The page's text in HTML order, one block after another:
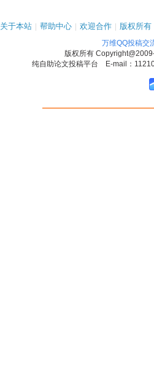
关于本站 | 帮助中心 | 欢迎合作 | 版权所有
万维QQ投稿交
版权所有
纯自助论文投稿平台 E-mail：